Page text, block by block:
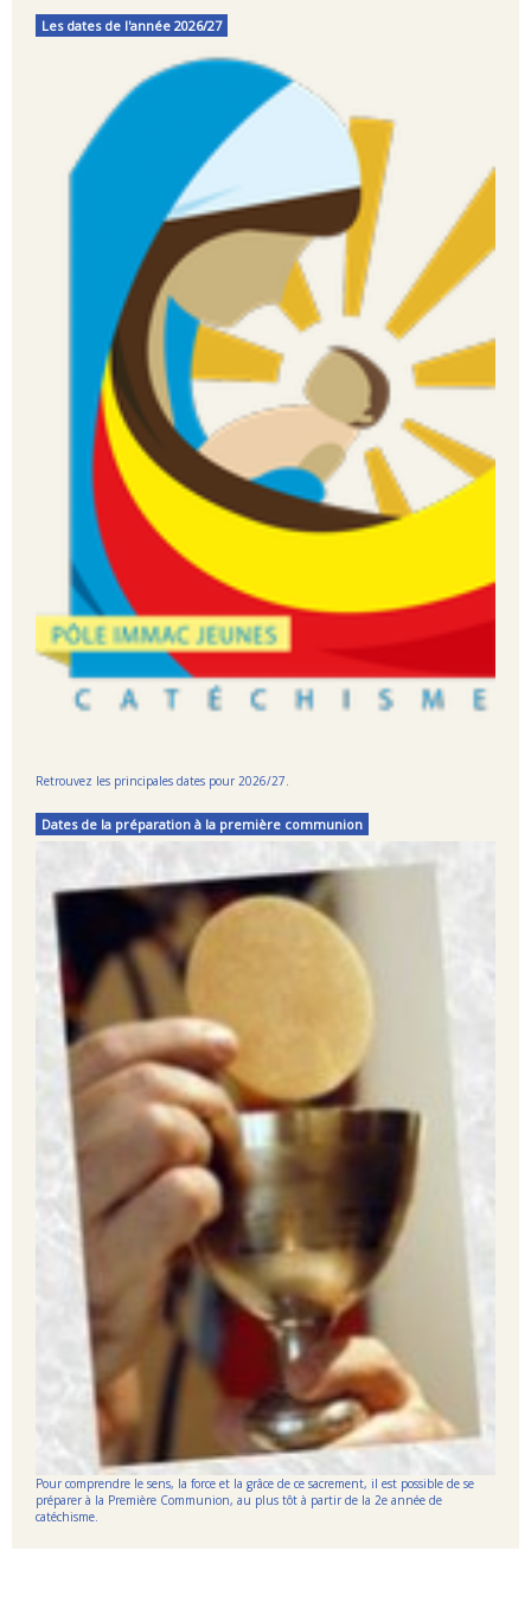
Les dates de l'année 2026/27
Retrouvez les principales dates pour 2026/27.
Dates de la préparation à la première communion
Pour comprendre le sens, la force et la grâce de ce sacrement, il est possible de se
préparer à la Première Communion, au plus tôt à partir de la 2e année de
catéchisme.